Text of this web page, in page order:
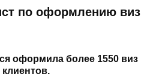
по оформлению виз
оформила более 1550 виз